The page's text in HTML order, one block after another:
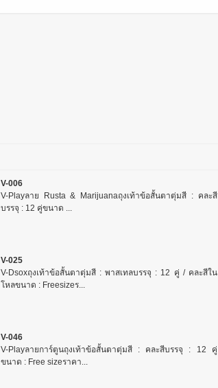
V-006
V-Playลาย Rusta & Marijuanaถุงเท้าข้อสั้นตาตุ่มสี : คละสี
บรรจุ : 12 คู่ขนาด ...
V-025
V-Dsoxถุงเท้าข้อสั้นตาตุ่มสี : พาสเทลบรรจุ : 12 คู่ / คละสีใน
โหลขนาด : Freesizeร...
V-046
V-Playลายการ์ตูนถุงเท้าข้อสั้นตาตุ่มสี : คละสีบรรจุ : 12 คู่
ขนาด : Free sizeราคา...